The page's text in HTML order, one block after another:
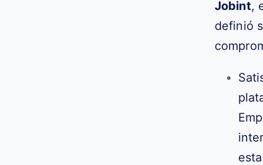
Jobint,
definió